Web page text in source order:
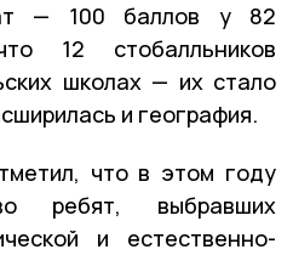
— 100 баллов у 82
12 стобалльников
школах — их стало
и география.
что в этом году
ребят, выбравших
и естественно-